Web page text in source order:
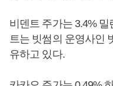
비덴트 주가는 3.4%
트는 빗썸의 운영사인
유하고 있다.